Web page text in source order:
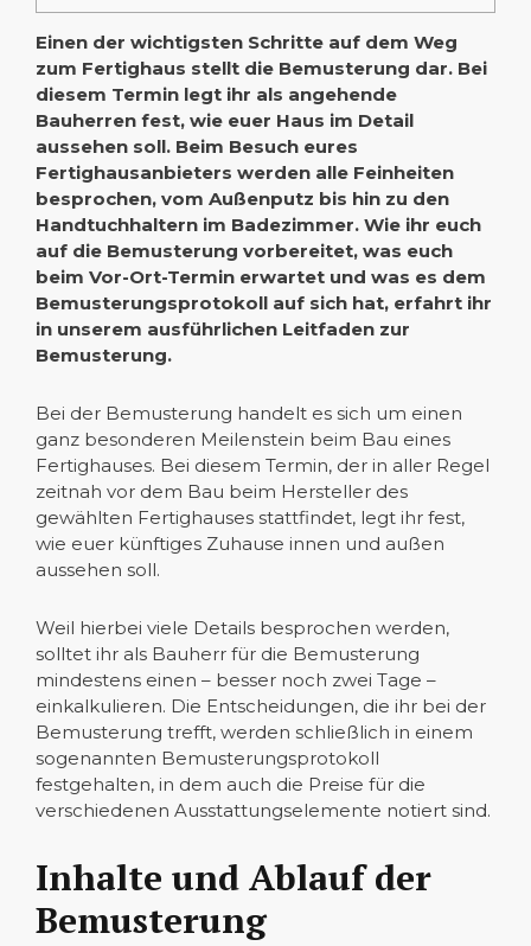
Einen der wichtigsten Schritte auf dem Weg
zum Fertighaus stellt die Bemusterung dar. Bei
diesem Termin legt ihr als angehende
Bauherren fest, wie euer Haus im Detail
aussehen soll. Beim Besuch eures
Fertighausanbieters werden alle Feinheiten
besprochen, vom Außenputz bis hin zu den
Handtuchhaltern im Badezimmer. Wie ihr euch
auf die Bemusterung vorbereitet, was euch
beim Vor-Ort-Termin erwartet und was es dem
Bemusterungsprotokoll auf sich hat, erfahrt ihr
in unserem ausführlichen Leitfaden zur
Bemusterung.
Bei der Bemusterung handelt es sich um einen
ganz besonderen Meilenstein beim Bau eines
Fertighauses. Bei diesem Termin, der in aller Regel
zeitnah vor dem Bau beim Hersteller des
gewählten Fertighauses stattfindet, legt ihr fest,
wie euer künftiges Zuhause innen und außen
aussehen soll.
Weil hierbei viele Details besprochen werden,
solltet ihr als Bauherr für die Bemusterung
mindestens einen – besser noch zwei Tage –
einkalkulieren. Die Entscheidungen, die ihr bei der
Bemusterung trefft, werden schließlich in einem
sogenannten Bemusterungsprotokoll
festgehalten, in dem auch die Preise für die
verschiedenen Ausstattungselemente notiert sind.
Inhalte und Ablauf der
Bemusterung